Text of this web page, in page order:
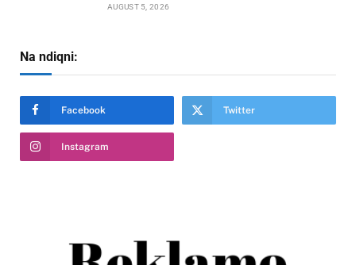
AUGUST 5, 2026
Na ndiqni:
Facebook Twitter
Instagram